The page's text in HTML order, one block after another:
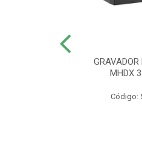
GRAVADOR
MHDX
Código: